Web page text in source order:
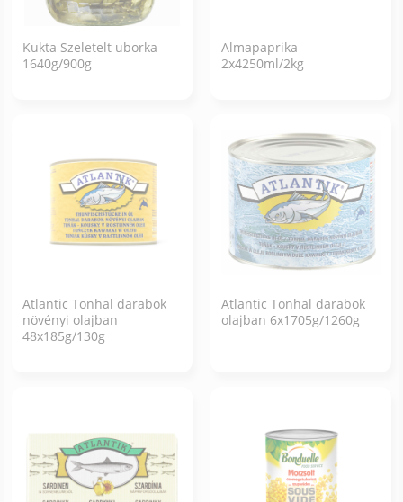
Kukta Szeletelt uborka
1640g/900g
Almapaprika
2x4250ml/2kg
Atlantic Tonhal darabok
növényi olajban
48x185g/130g
Atlantic Tonhal darabok
olajban 6x1705g/1260g